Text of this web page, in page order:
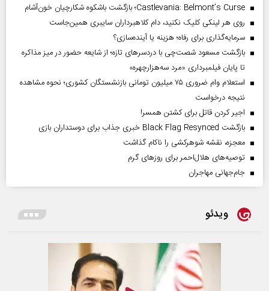
Castlevania: Belmont’s Curse؛ بازگشت باشکوه شکارچیان خون‌آشام
روی هر لینکی کلیک نکنید، دام کلاهبرداران سایبری همین‌جاست
سرمایه‌گذاری برای رفاه؛ هزینه یا آینده‌سازی؟
بازگشت مسعود شصت‌چی با دردسر‌های تازه؛ از شایعه حضور در میز مذاکره
تا پایان فیلمبرداری «مرد سه‌هزارچهره»
استعلام وام ضروری ۷۵ میلیون تومانی بازنشستگان کشوری؛ نحوه مشاهده
نتیجه درخواست
اجیر کردن قاتل برای کشتن همسر!
بازگشت Black Flag Resynced خبری جذاب برای دوستداران بازی
معجزه، نقشه شوهرکشی را ناکام گذاشت
توصیه‌های هلال‌احمر برای روز‌های گرم
جام‌جهانی مهاجران
ویدئو